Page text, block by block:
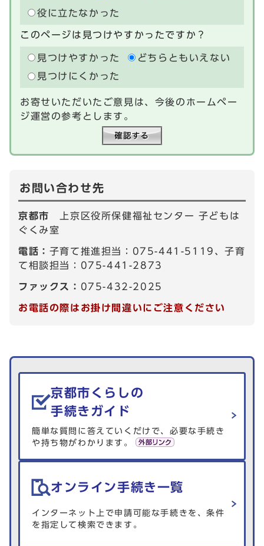
役に立たなかった
このページは見つけやすかったですか？
見つけやすかった
どちらともいえない
見つけにくかった
お寄せいただいたご意見は、今後のホームペー
ジ運営の参考とします。
お問い合わせ先
京都市
上京区役所保健福祉センター 子どもは
ぐくみ室
電話： 子育て推進担当：075-441-5119、子育
て相談担当：075-441-2873
ファックス： 075-432-2025
お電話の際はお掛け間違いにご注意ください
生活情報を探す
京都市くらしの
手続きガイド
簡単な質問に答えていくだけで、必要な手続き
や持ち物がわかります。
オンライン手続き一覧
インターネット上で申請可能な手続きを、条件
を指定して検索できます。